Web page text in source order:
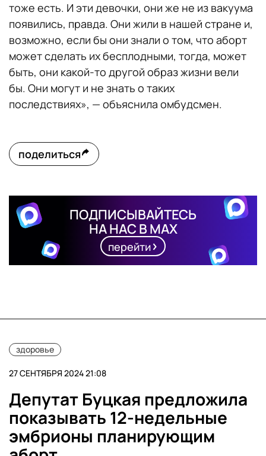
тоже есть. И эти девочки, они же не из вакуума
появились, правда. Они жили в нашей стране и,
возможно, если бы они знали о том, что аборт
может сделать их бесплодными, тогда, может
быть, они какой-то другой образ жизни вели
бы. Они могут и не знать о таких
последствиях», — объяснила омбудсмен.
поделиться
ПОДПИСЫВАЙТЕСЬ
НА НАС В MAX
перейти
здоровье
27 СЕНТЯБРЯ 2024 21:08
Депутат Буцкая предложила
показывать 12-недельные
эмбрионы планирующим